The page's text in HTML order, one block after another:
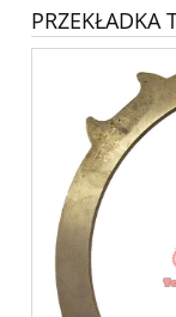
PRZEKŁADKA